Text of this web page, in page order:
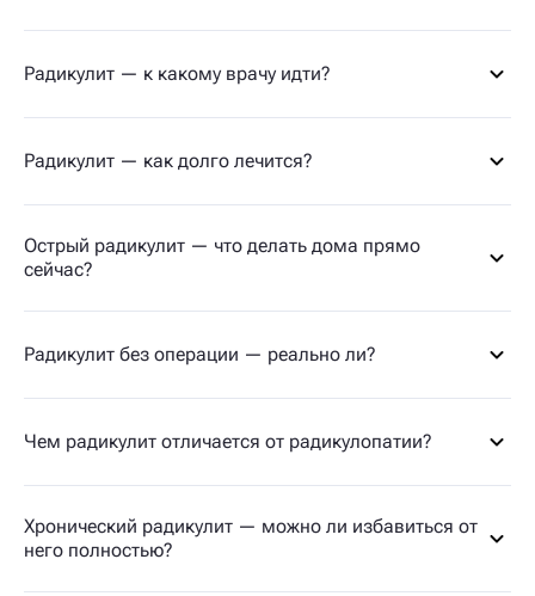
Радикулит — к какому врачу идти?
Радикулит — как долго лечится?
Острый радикулит — что делать дома прямо
сейчас?
Радикулит без операции — реально ли?
Чем радикулит отличается от радикулопатии?
Хронический радикулит — можно ли избавиться от
него полностью?